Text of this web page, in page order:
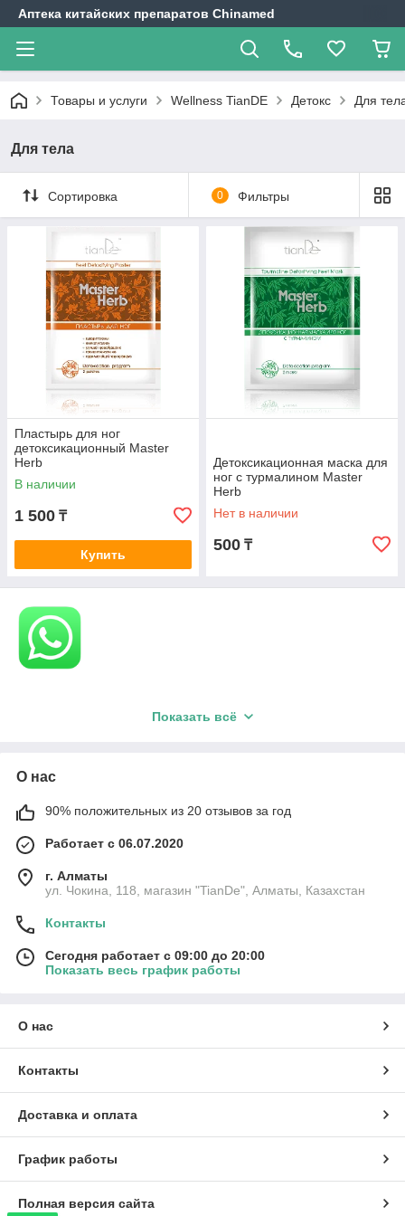
Аптека китайских препаратов Chinamed
Товары и услуги Wellness TianDE Детокс Для
Для тела
Сортировка 0 Фильтры
Пластырь для ног
детоксикационный Master
Herb
В наличии
1 500 ₸
Купить
Детоксикационная маска для
ног с турмалином Master
Herb
Нет в наличии
500 ₸
Показать всё
О нас
90% положительных из 20 отзывов за год
Работает с 06.07.2020
г. Алматы
ул. Чокина, 118, магазин "TianDe", Алматы, Казахстан
Контакты
Сегодня работает с 09:00 до 20:00
Показать весь график работы
О нас
Контакты
Доставка и оплата
График работы
Полная версия сайта